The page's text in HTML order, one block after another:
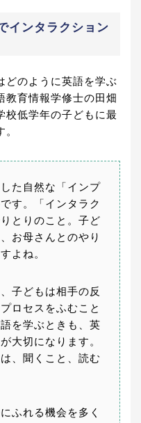
インタラクション
どのように英語を学ぶ
育情報学修士の田畑
校低学年の子どもに最
た自然な「インプ
す。「インタラク
とりのこと。子ど
お母さんとのやり
よね。
子どもは相手の反
ロセスをふむこと
を学ぶときも、英
大切になります。
、聞くこと、読む
ふれる機会を多く